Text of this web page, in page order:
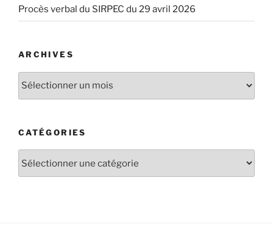
Procès verbal du SIRPEC du 29 avril 2026
ARCHIVES
CATÉGORIES